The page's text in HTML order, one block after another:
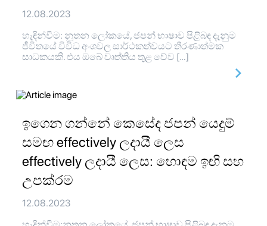
12.08.2023
හැඳින්වීම: නූතන ලෝකයේ, ජපන් භාෂාව පිළිබඳ දැනුම
ජීවිතයේ විවිධ අංශවල සාර්ථකත්වයට තීරණාත්මක
සාධකයකි. එය ඔබේ වෘත්තිය තුළ වේව […]
ඉගෙන ගන්නේ කෙසේද ජපන් යෙදුම්
සමඟ effectively ලදායී ලෙස
effectively ලදායී ලෙස: හොඳම ඉඟි සහ
උපක්රම
12.08.2023